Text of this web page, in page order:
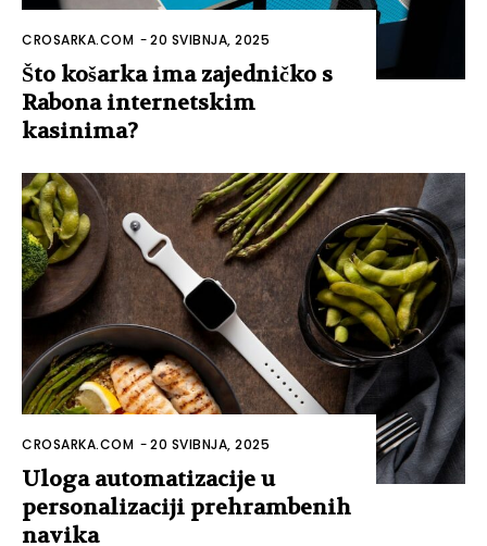
CROSARKA.COM -20 SVIBNJA, 2025
Što košarka ima zajedničko s
Rabona internetskim
kasinima?
CROSARKA.COM -20 SVIBNJA, 2025
Uloga automatizacije u
personalizaciji prehrambenih
navika